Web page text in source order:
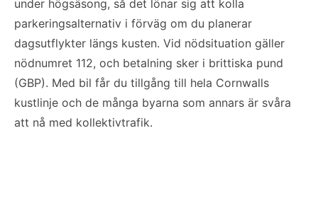
under högsäsong, så det lönar sig att kolla
parkeringsalternativ i förväg om du planerar
dagsutflykter längs kusten. Vid nödsituation gäller
nödnumret 112, och betalning sker i brittiska pund
(GBP). Med bil får du tillgång till hela Cornwalls
kustlinje och de många byarna som annars är svåra
att nå med kollektivtrafik.